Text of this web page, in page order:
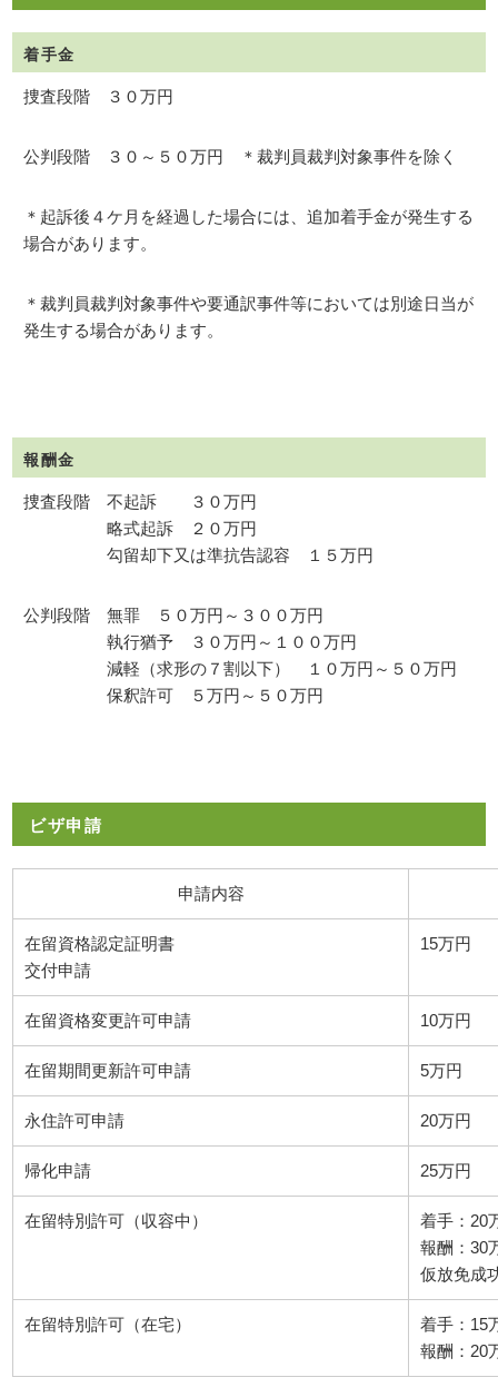
着手金
捜査段階 ３０万円
公判段階 ３０～５０万円 ＊裁判員裁判対象事件を除く
＊起訴後４ケ月を経過した場合には、追加着手金が発生する
場合があります。
＊裁判員裁判対象事件や要通訳事件等においては別途日当が
発生する場合があります。
報酬金
捜査段階 不起訴 ３０万円
略式起訴 ２０万円
勾留却下又は準抗告認容 １５万円
公判段階 無罪 ５０万円～３００万円
執行猶予 ３０万円～１００万円
減軽（求形の７割以下） １０万円～５０万円
保釈許可 ５万円～５０万円
ビザ申請
申請内容
在留資格認定証明書
交付申請
15万円
在留資格変更許可申請 10万円
在留期間更新許可申請 5万円
永住許可申請 20万円
帰化申請 25万円
在留特別許可（収容中）
着手：20
報酬：30
仮放免成
在留特別許可（在宅）
着手：15
報酬：20